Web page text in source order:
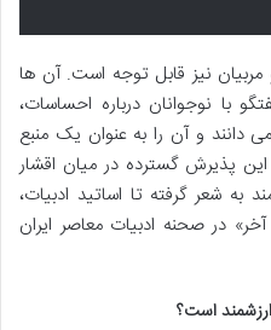
نیز قابل توجه است. آن ها
با نوجوانان درباره احساسات،
و آن را به عنوان یک منبع
پذیرش گسترده در میان اقشار
به شعر گرفته تا اساتید ادبیات،
در صحنه ادبیات معاصر ایران
است؟